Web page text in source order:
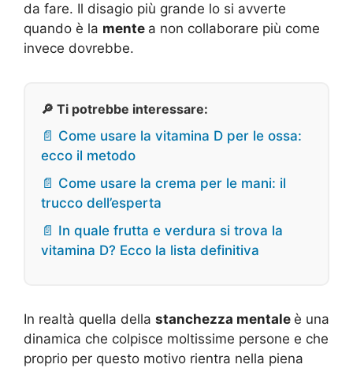
da fare. Il disagio più grande lo si avverte
quando è la mente a non collaborare più come
invece dovrebbe.
🔎 Ti potrebbe interessare:
📄 Come usare la vitamina D per le ossa:
ecco il metodo
📄 Come usare la crema per le mani: il
trucco dell’esperta
📄 In quale frutta e verdura si trova la
vitamina D? Ecco la lista definitiva
In realtà quella della stanchezza mentale è una
dinamica che colpisce moltissime persone e che
proprio per questo motivo rientra nella piena